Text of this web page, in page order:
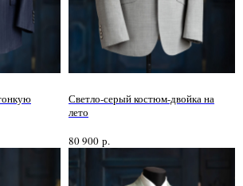
Светло-серый костюм-двойка на
лето
80 900 р.
сидящий
офиса?